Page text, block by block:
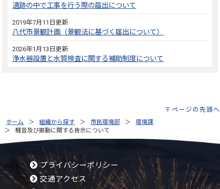
遺跡の中で工事を行う際の届出について
2019年7月11日更新
八代市景観計画（景観法に基づく届出について）
2026年1月13日更新
浄水器設置と水質検査に関する補助制度について
ページの先頭へ
ホーム 組織から探す 市民環境部
環境課
騒音及び振動に関する告示について
プライバシーポリシー
交通アクセス